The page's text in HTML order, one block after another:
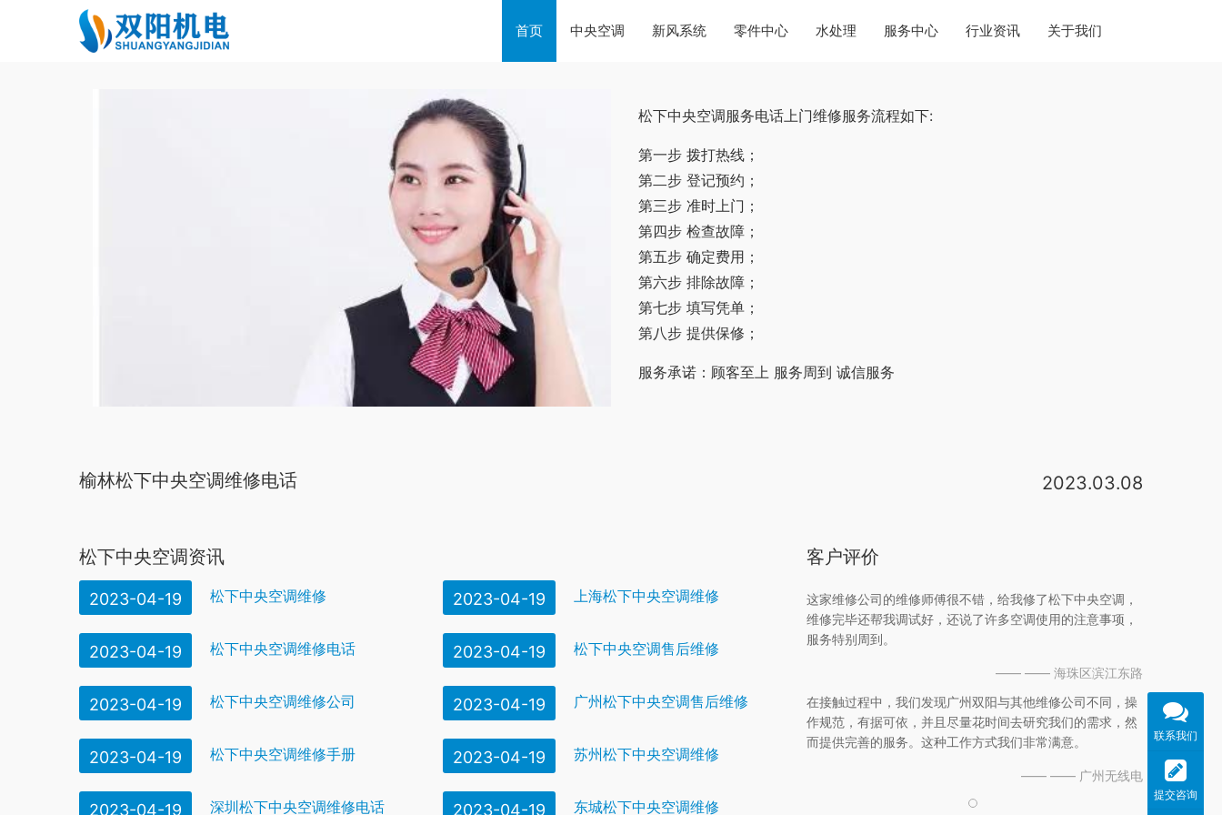
首页 中央空调 新风系统 零件中心 水处理 服务中心 行业资讯 关于我们
松下中央空调服务电话上门维修服务流程如下:
第一步 拨打热线；
第二步 登记预约；
第三步 准时上门；
第四步 检查故障；
第五步 确定费用；
第六步 排除故障；
第七步 填写凭单；
第八步 提供保修；
服务承诺：顾客至上 服务周到 诚信服务
榆林松下中央空调维修电话 2023.03.08
松下中央空调资讯
2023-04-19 松下中央空调维修 2023-04-19 上海松下中央空调维修
2023-04-19 松下中央空调维修电话 2023-04-19 松下中央空调售后维修
2023-04-19 松下中央空调维修公司 2023-04-19 广州松下中央空调售后维修
2023-04-19 松下中央空调维修手册 2023-04-19 苏州松下中央空调维修
2023-04-19 深圳松下中央空调维修电话 2023-04-19 东城松下中央空调维修
客户评价
这家维修公司的维修师傅很不错，给我修了松下中央空调，
维修完毕还帮我调试好，还说了许多空调使用的注意事项，
服务特别周到。
—— —— 海珠区滨江东路
在接触过程中，我们发现广州双阳与其他维修公司不同，操
作规范，有据可依，并且尽量花时间去研究我们的需求，然
而提供完善的服务。这种工作方式我们非常满意。
—— —— 广州无线电
联系我们
提交咨询